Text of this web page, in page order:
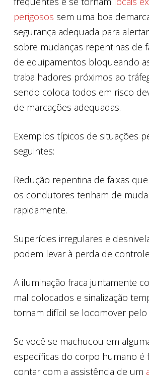
perigosos sem uma boa
segurança adequada para
sobre mudanças repentinas de
de equipamentos bloqueando
trabalhadores próximos ao
sendo coloca todos em risco
de marcações adequadas.
Exemplos típicos de situações
seguintes:
Redução repentina de faixas
os condutores tenham de
rapidamente.
Superícies irregulares e
podem levar à perda de
A iluminação fraca juntamente
mal colocados e sinalização
tornam difícil se locomover pelo
Se você se machucou em
específicas do corpo humano é
contar com a assistência de um